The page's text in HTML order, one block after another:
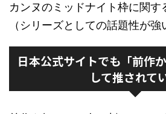
カンヌのミッドナイト枠に関す
（シリーズとしての話題性が強
日本公式サイトでも「前作
して推されて